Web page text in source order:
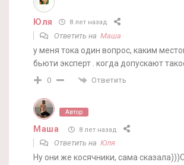
Юля 8 лет назад
Ответить на Маша
у меня тока один вопрос, каким
бьюти эксперт . когда допускают
0 Ответить
Автор
Маша 8 лет назад
Ответить на Юля
Ну они же косячники, сама